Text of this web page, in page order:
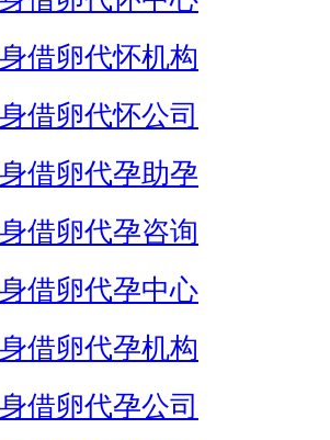
借卵代怀机构
借卵代怀公司
借卵代孕助孕
借卵代孕咨询
借卵代孕中心
借卵代孕机构
借卵代孕公司